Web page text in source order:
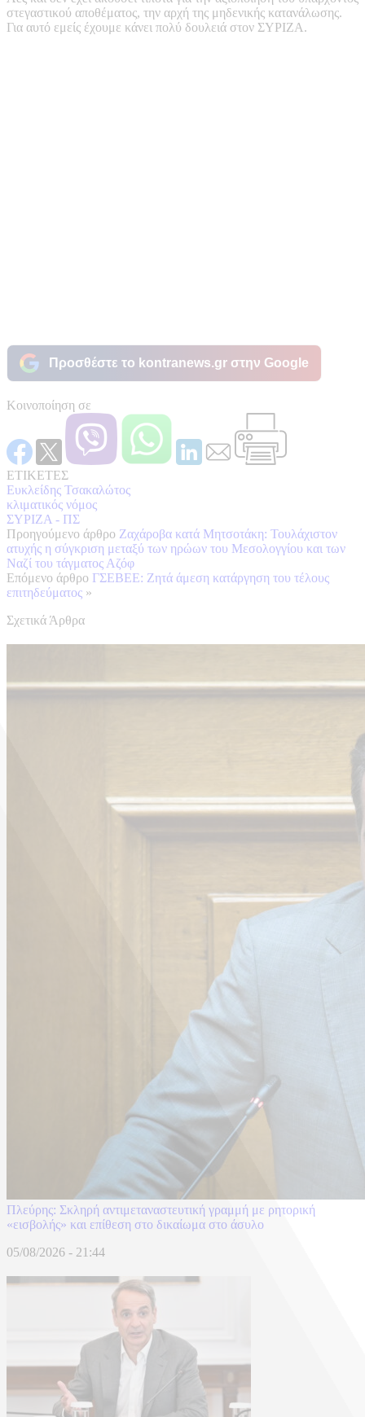
στεγαστικού αποθέματος, την αρχή της μηδενικής κατανάλωσης.
Για αυτό εμείς έχουμε κάνει πολύ δουλειά στον ΣΥΡΙΖΑ.
Προσθέστε το kontranews.gr στην Google
Κοινοποίηση σε
ΕΤΙΚΕΤΕΣ
Ευκλείδης Τσακαλώτος
κλιματικός νόμος
ΣΥΡΙΖΑ - ΠΣ
Προηγούμενο άρθρο Ζαχάροβα κατά Μητσοτάκη: Τουλάχιστον
ατυχής η σύγκριση μεταξύ των ηρώων του Μεσολογγίου και των
Ναζί του τάγματος Αζόφ
Επόμενο άρθρο ΓΣΕΒΕΕ: Ζητά άμεση κατάργηση του τέλους
επιτηδεύματος »
Σχετικά Άρθρα
Πλεύρης: Σκληρή αντιμεταναστευτική γραμμή με ρητορική
«εισβολής» και επίθεση στο δικαίωμα στο άσυλο
05/08/2026 - 21:44